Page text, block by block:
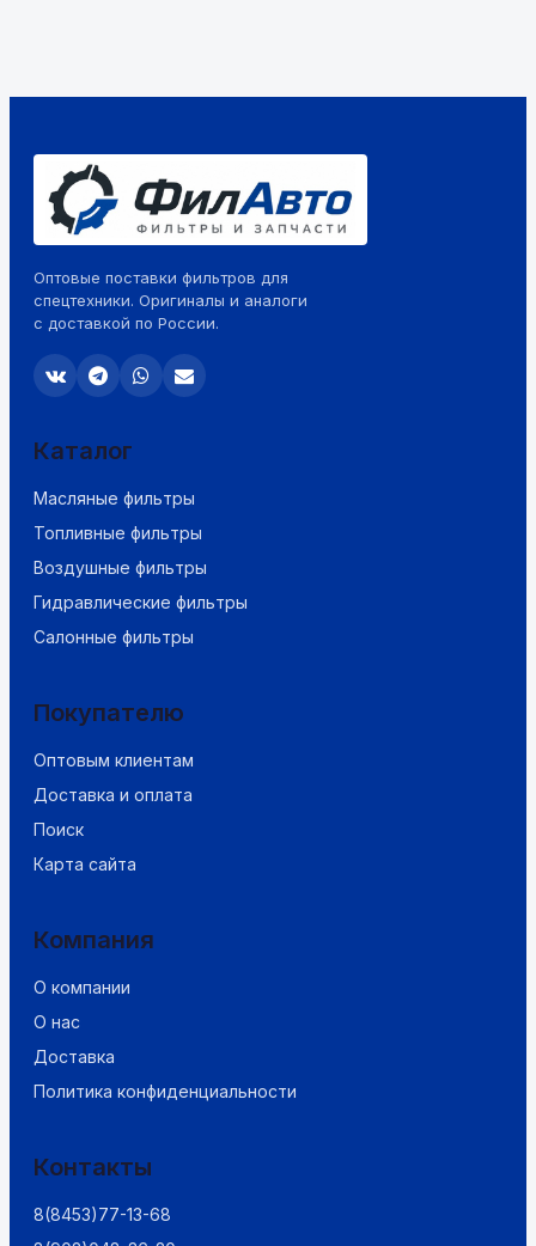
Оптовые поставки фильтров для
спецтехники. Оригиналы и аналоги
с доставкой по России.
Каталог
Масляные фильтры
Топливные фильтры
Воздушные фильтры
Гидравлические фильтры
Салонные фильтры
Покупателю
Оптовым клиентам
Доставка и оплата
Поиск
Карта сайта
Компания
О компании
О нас
Доставка
Политика конфиденциальности
Контакты
8(8453)77-13-68